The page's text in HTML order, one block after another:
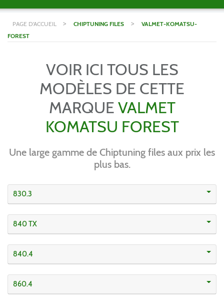
PAGE D'ACCUEIL > CHIPTUNING FILES >
VALMET-KOMATSU-
FOREST
VOIR ICI TOUS LES
MODÈLES DE CETTE
MARQUE VALMET
KOMATSU FOREST
Une large gamme de Chiptuning files aux prix les
plus bas.
830.3
840 TX
840.4
860.4